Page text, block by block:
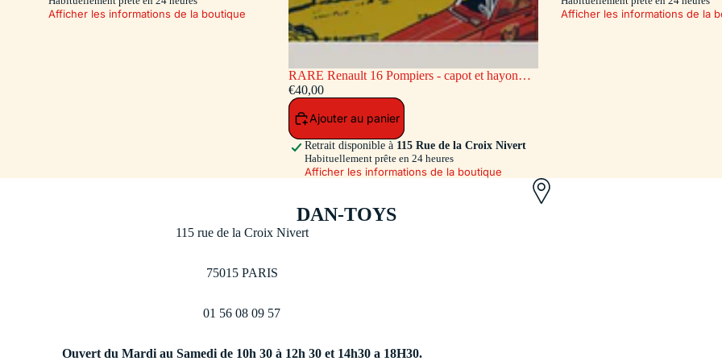
Afficher les informations de la boutique
RARE Renault 16 Pompiers - capot et hayon
ouvrants - siège AR coulissant (Exclusivité Dan-
Toys 500 Ex.)
€40,00
Ajouter au panier
Retrait disponible à 115 Rue de la Croix Nivert
Habituellement prête en 24 heures
Afficher les informations de la boutique
Afficher les informations de la
DAN-TOYS
115 rue de la Croix Nivert
75015 PARIS
01 56 08 09 57
Ouvert du Mardi au Samedi de 10h 30 à 12h 30 et 14h30 a 18H30.